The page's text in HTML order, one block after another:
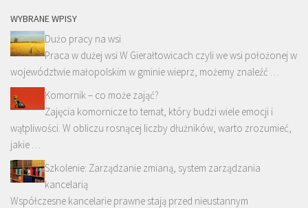
WYBRANE WPISY
Dużo pracy na wsi
Praca w dużej wsi W Gierałtowicach czyli we wsi położonej w
województwie małopolskim w gminie wieprz, możemy znaleźć …
Komornik – co może zająć?
Zajęcia komornicze to temat, który budzi wiele emocji i
wątpliwości. W obliczu rosnącej liczby dłużników, warto zrozumieć,
jakie …
Szkolenie: Zarządzanie zmianą, system zarządzania
kancelarią
Współczesne kancelarie prawne stają przed nieustannym